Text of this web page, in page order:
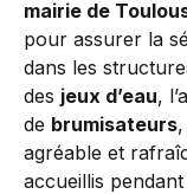
mairie de
pour assurer la
dans les
des jeux d’eau,
de brumisateurs
agréable et
accueillis